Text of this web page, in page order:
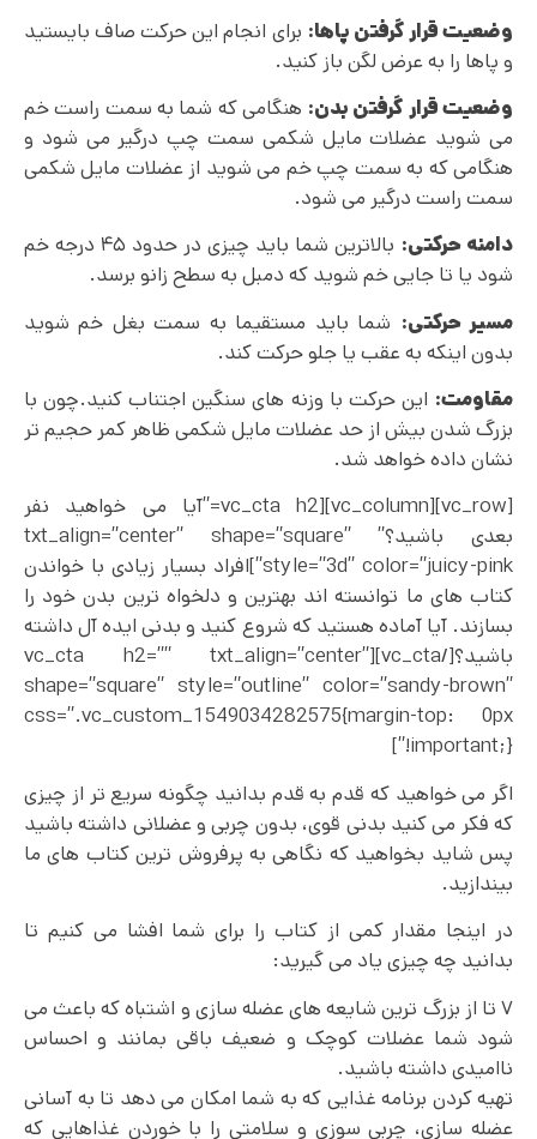
وضعیت قرار گرفتن پاها: برای انجام این حرکت صاف بایستید
و پاها را به عرض لگن باز کنید.
وضعیت قرار گرفتن بدن: هنگامی که شما به سمت راست خم
می شوید عضلات مایل شکمی سمت چپ درگیر می شود و
هنگامی که به سمت چپ خم می شوید از عضلات مایل شکمی
سمت راست درگیر می شود.
دامنه حرکتی:
بالاترین شما باید چیزی در حدود ۴۵ درجه خم
شود یا تا جایی خم شوید که دمبل به سطح زانو برسد.
مسیر حرکتی: شما باید مستقیما به سمت بغل خم شوید
بدون اینکه به عقب یا جلو حرکت کند.
مقاومت: این حرکت با وزنه های سنگین اجتناب کنید.چون با
بزرگ شدن بیش از حد عضلات مایل شکمی ظاهر کمر حجیم تر
نشان داده خواهد شد.
[vc_row][vc_column][vc_cta h2=”آیا می خواهید نفر
بعدی باشید؟” txt_align=”center” shape=”square”
style=”3d” color=”juicy-pink”]افراد بسیار زیادی با خواندن
کتاب های ما توانسته اند بهترین و دلخواه ترین بدن خود را
بسازند. آیا آماده هستید که شروع کنید و بدنی ایده آل داشته
باشید؟[/vc_cta][vc_cta h2=”” txt_align=”center”
shape=”square” style=”outline” color=”sandy-brown”
css=”.vc_custom_1549034282575{margin-top: 0px
!important;}”]
اگر می خواهید که قدم به قدم بدانید چگونه سریع تر از چیزی
که فکر می کنید بدنی قوی، بدون چربی و عضلانی داشته باشید
پس شاید بخواهید که نگاهی به پرفروش‌ ترین کتاب‌ های ما
بیندازید.
در اینجا مقدار کمی از کتاب را برای شما افشا می‌ کنیم تا
بدانید چه چیزی یاد می گیرید:
۷ تا از بزرگ ترین شایعه های عضله سازی و اشتباه که باعث می
شود شما عضلات کوچک و ضعیف باقی بمانند و احساس
ناامیدی داشته باشید.
تهیه کردن برنامه غذایی که به شما امکان می‌ دهد تا به آسانی
عضله سازی، چربی سوزی و سلامتی را با خوردن غذاهایی که